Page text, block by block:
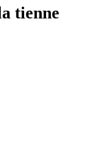
tienne